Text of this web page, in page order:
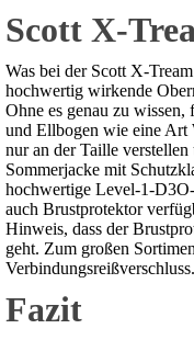
Scott X-
Was bei der Scott X-
hochwertig wirkende
Ohne es genau zu
und Ellbogen wie eine Art
nur an der Taille
Sommerjacke mit
hochwertige Level-1-
auch Brustprotektor
Hinweis, dass der
geht. Zum großen
Verbindungsreißverschluss.
Fazit